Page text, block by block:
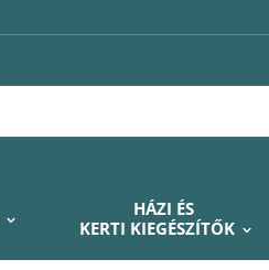
HÁZI ÉS
KERTI KIEGÉSZÍTŐK